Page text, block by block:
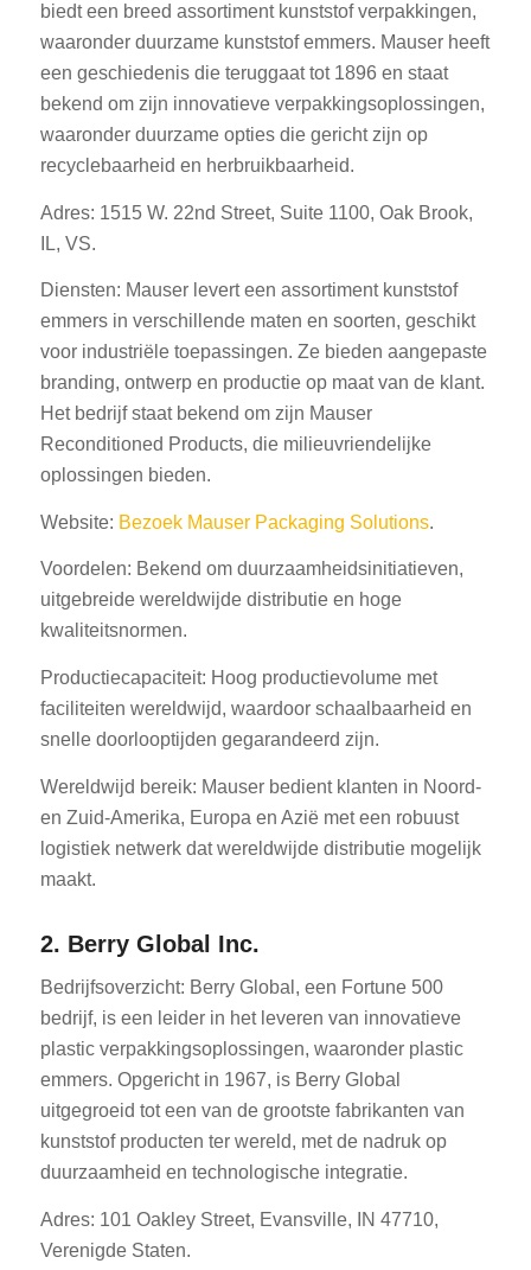
biedt een breed assortiment kunststof verpakkingen,
waaronder duurzame kunststof emmers. Mauser heeft
een geschiedenis die teruggaat tot 1896 en staat
bekend om zijn innovatieve verpakkingsoplossingen,
waaronder duurzame opties die gericht zijn op
recyclebaarheid en herbruikbaarheid.
Adres: 1515 W. 22nd Street, Suite 1100, Oak Brook,
IL, VS.
Diensten: Mauser levert een assortiment kunststof
emmers in verschillende maten en soorten, geschikt
voor industriële toepassingen. Ze bieden aangepaste
branding, ontwerp en productie op maat van de klant.
Het bedrijf staat bekend om zijn Mauser
Reconditioned Products, die milieuvriendelijke
oplossingen bieden.
Website: Bezoek Mauser Packaging Solutions.
Voordelen: Bekend om duurzaamheidsinitiatieven,
uitgebreide wereldwijde distributie en hoge
kwaliteitsnormen.
Productiecapaciteit: Hoog productievolume met
faciliteiten wereldwijd, waardoor schaalbaarheid en
snelle doorlooptijden gegarandeerd zijn.
Wereldwijd bereik: Mauser bedient klanten in Noord-
en Zuid-Amerika, Europa en Azië met een robuust
logistiek netwerk dat wereldwijde distributie mogelijk
maakt.
2. Berry Global Inc.
Bedrijfsoverzicht: Berry Global, een Fortune 500
bedrijf, is een leider in het leveren van innovatieve
plastic verpakkingsoplossingen, waaronder plastic
emmers. Opgericht in 1967, is Berry Global
uitgegroeid tot een van de grootste fabrikanten van
kunststof producten ter wereld, met de nadruk op
duurzaamheid en technologische integratie.
Adres: 101 Oakley Street, Evansville, IN 47710,
Verenigde Staten.